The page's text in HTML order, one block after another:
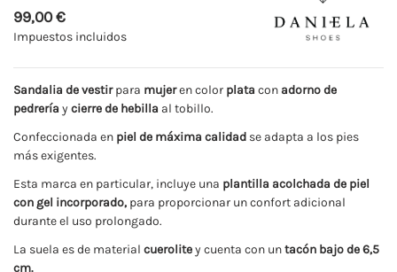
99,00 €
Impuestos incluidos
Sandalia de vestirpara mujeren color plata con adorno de
pedrería y cierre de hebilla al tobillo.
Confeccionada en piel de máxima calidad se adapta a los pies
más exigentes.
Esta marca en particular, incluye una plantilla acolchada de piel
con gel incorporado, para proporcionar un confort adicional
durante el uso prolongado.
La suela es de material cuerolitey cuenta con untacón bajo de 6,5
cm.